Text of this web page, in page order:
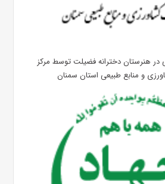
در هنرستان دخترانه فضیلت توسط مرکز
و منابع طبیعی استان سمنان